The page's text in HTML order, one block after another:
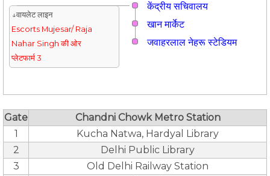
केंद्रीय सचिवालय
↓वायलेट लाइन
Escorts Mujesar/ Raja
Nahar Singh की ओर
प्लेटफार्म 3
खान मार्केट
जवाहरलाल नेहरू स्टेडियम
Gate
Chandni Chowk Metro Station
1
Kucha Natwa, Hardyal Library
2
Delhi Public Library
3
Old Delhi Railway Station